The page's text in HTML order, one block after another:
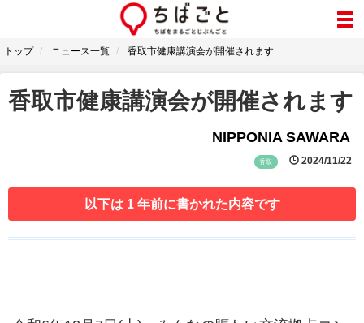
トップ ニュース一覧 香取市健康講演会が開催されます
香取市健康講演会が開催されます
NIPPONIA SAWARA
香取 2024/11/22
以下は 1 年前に書かれた内容です